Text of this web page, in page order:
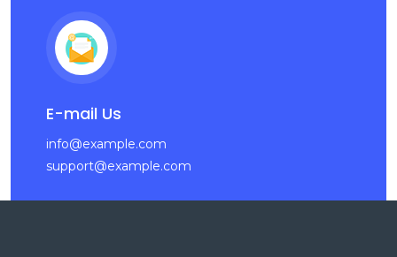
E-mail Us
info@example.com
support@example.com